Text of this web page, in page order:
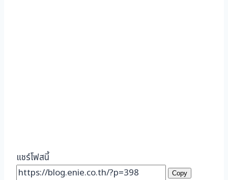
แชร์โฟสนี้
Copy